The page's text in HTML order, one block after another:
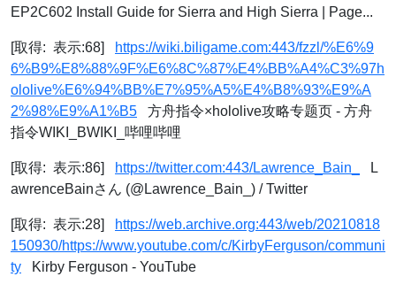
EP2C602 Install Guide for Sierra and High Sierra | Page...
[取得: 表示:68]
https://wiki.biligame.com:443/fzzl/%E6%9
6%B9%E8%88%9F%E6%8C%87%E4%BB%A4%C3%97h
ololive%E6%94%BB%E7%95%A5%E4%B8%93%E9%A
2%98%E9%A1%B5 方舟指令×hololive攻略专题页 - 方舟
指令WIKI_BWIKI_哔哩哔哩
[取得: 表示:86] https://twitter.com:443/Lawrence_Bain_
L
awrenceBainさん (@Lawrence_Bain_) / Twitter
[取得: 表示:28]
https://web.archive.org:443/web/20210818
150930/https://www.youtube.com/c/KirbyFerguson/communi
ty Kirby Ferguson - YouTube